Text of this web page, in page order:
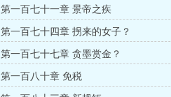
第一百七十一章 景帝之疾
第一百七十四章 拐来的女子？
第一百七十七章 贪墨赏金？
第一百八十章 免税